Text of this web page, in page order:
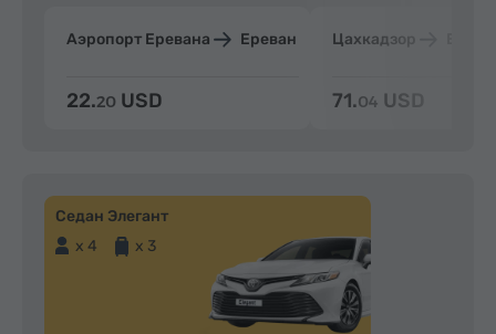
Аэропорт Еревана Ереван
22.20 USD
Цахкадзор
71.04 USD
Седан Элегант
x 4
x 3